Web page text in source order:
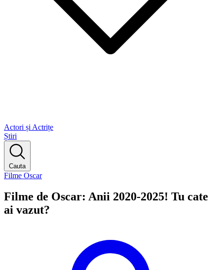
Actori și Actrițe
Știri
Cauta
Filme Oscar
Filme de Oscar: Anii 2020-2025! Tu cate
ai vazut?